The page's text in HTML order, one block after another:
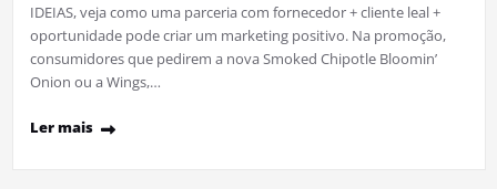
IDEIAS, veja como uma parceria com fornecedor + cliente leal +
oportunidade pode criar um marketing positivo. Na promoção,
consumidores que pedirem a nova Smoked Chipotle Bloomin’
Onion ou a Wings,…
Ler mais